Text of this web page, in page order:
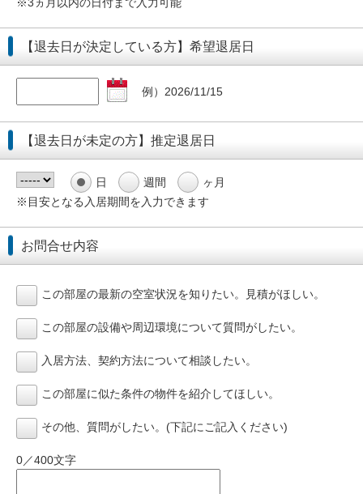
【退去日が決定している方】希望退居日
例）2026/11/15
【退去日が未定の方】推定退居日
日 週間
ヶ月
※目安となる入居期間を入力できます
お問合せ内容
この部屋の最新の空室状況を知りたい。見積がほしい。
この部屋の設備や周辺環境について質問がしたい。
入居方法、契約方法について相談したい。
この部屋に似た条件の物件を紹介してほしい。
その他、質問がしたい。(下記にご記入ください)
0／400文字